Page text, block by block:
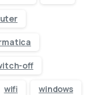
off
wifi windows